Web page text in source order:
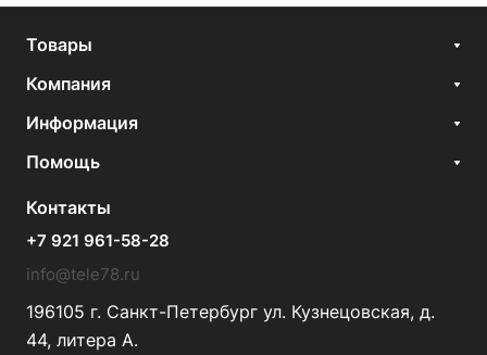
Товары
Компания
Информация
Помощь
Контакты
+7 921 961-58-28
info@tele78.ru
196105 г. Санкт-Петербург ул. Кузнецовская, д.
44, литера А.